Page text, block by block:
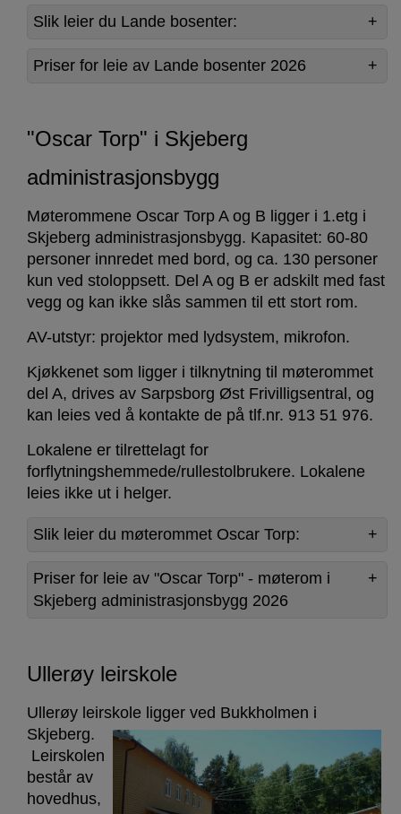
Slik leier du Lande bosenter:
Priser for leie av Lande bosenter 2026
"Oscar Torp" i Skjeberg
administrasjonsbygg
Møterommene Oscar Torp A og B ligger i 1.etg i
Skjeberg administrasjonsbygg. Kapasitet: 60-80
personer innredet med bord, og ca. 130 personer
kun ved stoloppsett. Del A og B er adskilt med fast
vegg og kan ikke slås sammen til ett stort rom.
AV-utstyr: projektor med lydsystem, mikrofon.
Kjøkkenet som ligger i tilknytning til møterommet
del A, drives av Sarpsborg Øst Frivilligsentral, og
kan leies ved å kontakte de på tlf.nr. 913 51 976.
Lokalene er tilrettelagt for
forflytningshemmede/rullestolbrukere. Lokalene
leies ikke ut i helger.
Slik leier du møterommet Oscar Torp:
Priser for leie av "Oscar Torp" - møterom i
Skjeberg administrasjonsbygg 2026
Ullerøy leirskole
Ullerøy leirskole ligger ved Bukkholmen i
Skjeberg.
Leirskolen
består av
hovedhus,